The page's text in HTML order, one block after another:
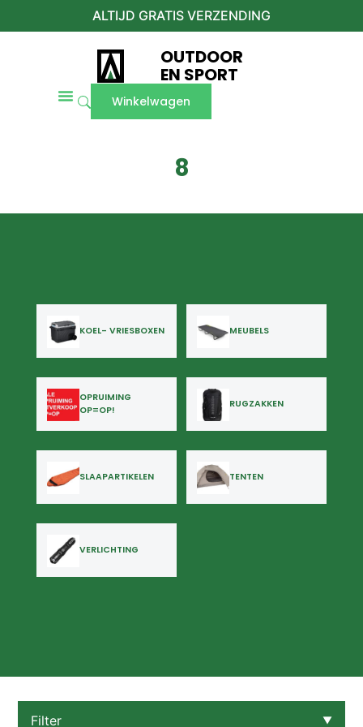
ALTIJD GRATIS VERZENDING
OUTDOOR
EN SPORT
Winkelwagen
8
KOEL- VRIESBOXEN MEUBELS
OPRUIMING
OP=OP!
RUGZAKKEN
SLAAPARTIKELEN TENTEN
VERLICHTING
Filter ▼